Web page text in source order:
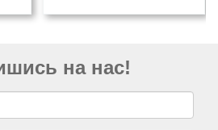
на нас!